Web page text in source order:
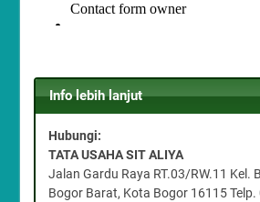
Info lebih lanjut
Hubungi:
TATA USAHA SIT ALIYA
Jalan Gardu Raya RT.03/RW.11 Kel.
Bogor Barat, Kota Bogor 16115